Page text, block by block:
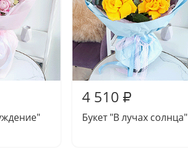
4 510 ₽
Букет "В лучах солнца"